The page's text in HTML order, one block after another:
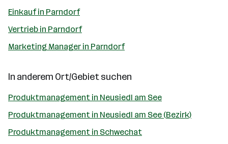
Einkauf in Parndorf
Vertrieb in Parndorf
Marketing Manager in Parndorf
In anderem Ort/Gebiet suchen
Produktmanagement in Neusiedl am See
Produktmanagement in Neusiedl am See (Bezirk)
Produktmanagement in Schwechat